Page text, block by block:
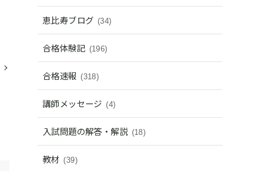
恵比寿ブログ (34)
合格体験記 (196)
合格速報 (318)
講師メッセージ (4)
入試問題の解答・解説 (18)
教材 (39)